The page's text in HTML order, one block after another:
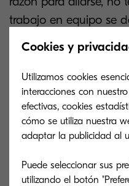
trabajo en equipo se
constructiva. Es
se miren como un
Cookies y
Utilizamos cookies
interacciones con
efectivas, cookies
cómo se utiliza nuestra
adaptar la publicidad al
Puede seleccionar sus
utilizando el botón